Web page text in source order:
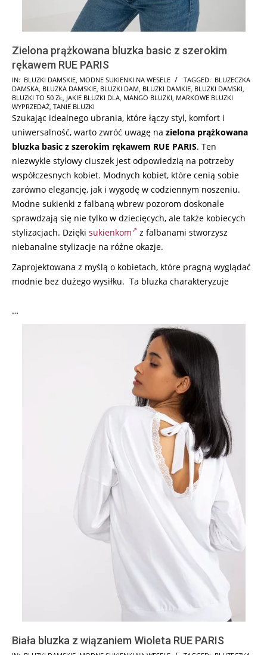
Zielona prążkowana bluzka basic z szerokim
rękawem RUE PARIS
2024-
07-
15
IN: BLUZKI DAMSKIE MODNE SUKIENKI NA WESELE TAGGED: BLUZECZKA
DAMSKA BLUZKA DAMSKIE BLUZKI DAM BLUZKI DAMKIE BLUZKI DAMSKI
BLUZKI TO 50 ZŁ JAKIE BLUZKI DLA MANGO BLUZKI MARKOWE BLUZKI
WYPRZEDAŻ TANIE BLUZKI
Szukając idealnego ubrania, które łączy styl, komfort i
uniwersalność, warto zwróć uwagę na zielona prążkowana
bluzka basic z szerokim rękawem RUE PARIS. Ten
niezwykle stylowy ciuszek jest odpowiedzią na potrzeby
współczesnych kobiet. Modnych kobiet, które cenią sobie
zarówno elegancję, jak i wygodę w codziennym noszeniu.
Modne sukienki z falbaną wbrew pozorom doskonale
sprawdzają się nie tylko w dziecięcych, ale także kobiecych
stylizacjach. Dzięki sukienkom
z falbanami stworzysz
niebanalne stylizacje na różne okazje.
Zaprojektowana z myślą o kobietach, które pragną wyglądać
modnie bez dużego wysiłku. Ta bluzka charakteryzuje
…
Biała bluzka z wiązaniem Wioleta RUE PARIS